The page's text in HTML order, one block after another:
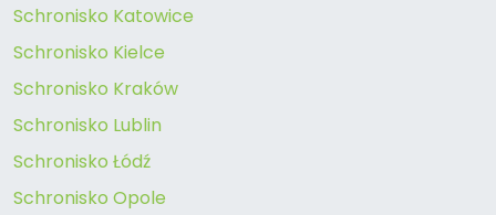
Schronisko Katowice
Schronisko Kielce
Schronisko Kraków
Schronisko Lublin
Schronisko Łódź
Schronisko Opole